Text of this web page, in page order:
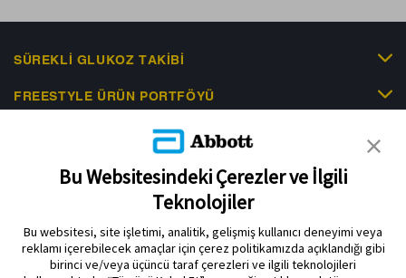
SÜREKLI GLUKOZ TAKIBI
FREESTYLE ÜRÜN PORTFÖYÜ
EDUCATIONAL RESOURCES
İLETIŞIM & HABERLER
Bu Websitesindeki Çerezler ve İlgili
Teknolojiler
Bu websitesi, site işletimi, analitik, gelişmiş kullanıcı deneyimi veya
reklamı içerebilecek amaçlar için çerez politikamızda açıklandığı gibi
birinci ve/veya üçüncü taraf çerezleri ve ilgili teknolojileri